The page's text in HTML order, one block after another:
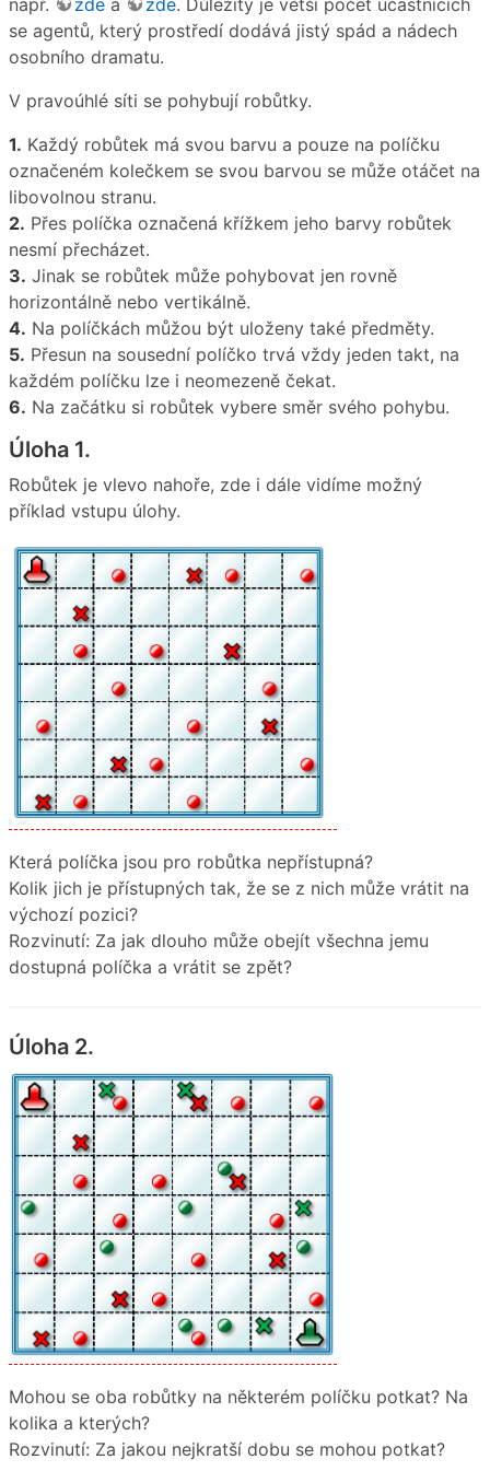
se agentů, který prostředí dodává jistý spád a nádech
osobního dramatu.
V pravoúhlé síti se pohybují robůtky.
1. Každý robůtek má svou barvu a pouze na políčku
označeném kolečkem se svou barvou se může otáčet na
libovolnou stranu.
2. Přes políčka označená křížkem jeho barvy robůtek
nesmí přecházet.
3. Jinak se robůtek může pohybovat jen rovně
horizontálně nebo vertikálně.
4. Na políčkách můžou být uloženy také předměty.
5. Přesun na sousední políčko trvá vždy jeden takt, na
každém políčku lze i neomezeně čekat.
6. Na začátku si robůtek vybere směr svého pohybu.
Úloha 1.
Robůtek je vlevo nahoře, zde i dále vidíme možný
příklad vstupu úlohy.
Která políčka jsou pro robůtka nepřístupná?
Kolik jich je přístupných tak, že se z nich může vrátit na
výchozí pozici?
Rozvinutí: Za jak dlouho může obejít všechna jemu
dostupná políčka a vrátit se zpět?
Úloha 2.
Mohou se oba robůtky na některém políčku potkat? Na
kolika a kterých?
Rozvinutí: Za jakou nejkratší dobu se mohou potkat?